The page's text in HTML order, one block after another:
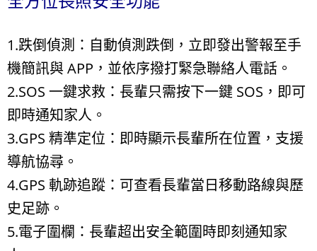
1.跌倒偵測：自動偵測跌倒，立即發出警報至手
機簡訊與 APP，並依序撥打緊急聯絡人電話。
2.SOS 一鍵求救：長輩只需按下一鍵 SOS，即可
即時通知家人。
3.GPS 精準定位：即時顯示長輩所在位置，支援
導航協尋。
4.GPS 軌跡追蹤：可查看長輩當日移動路線與歷
史足跡。
5.電子圍欄：長輩超出安全範圍時即刻通知家